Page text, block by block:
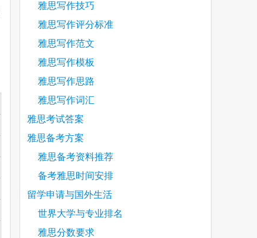
雅思写作技巧
雅思写作评分标准
雅思写作范文
雅思写作模板
雅思写作思路
雅思写作词汇
雅思考试答案
雅思备考方案
雅思备考资料推荐
备考雅思时间安排
留学申请与国外生活
世界大学与专业排名
雅思分数要求